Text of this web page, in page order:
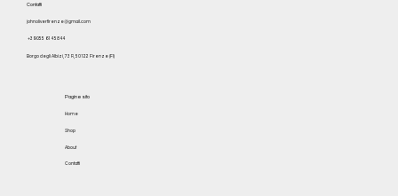
Contatti
johnoliverfirenze@gmail.com
+39 055 614 5844
Borgo degli Albizi, 73 R, 50122 Firenze (FI)
Pagine sito
Home
Shop
About
Contatti